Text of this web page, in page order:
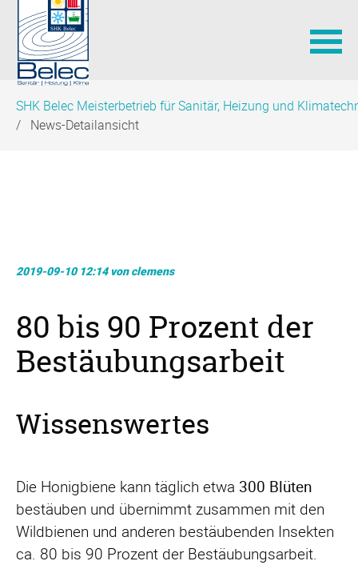
Navigation
überspringen
SHK Belec Meisterbetrieb für Sanitär, Heizung und
News-Detailansicht
2019-09-10 12:14vonclemens
80 bis 90 Prozent der
Bestäubungsarbeit
Wissenswertes
Die Honigbiene kann täglich etwa 300 Blüten
bestäuben und übernimmt zusammen mit den
Wildbienen und anderen bestäubenden Insekten
ca. 80 bis 90 Prozent der Bestäubungsarbeit.